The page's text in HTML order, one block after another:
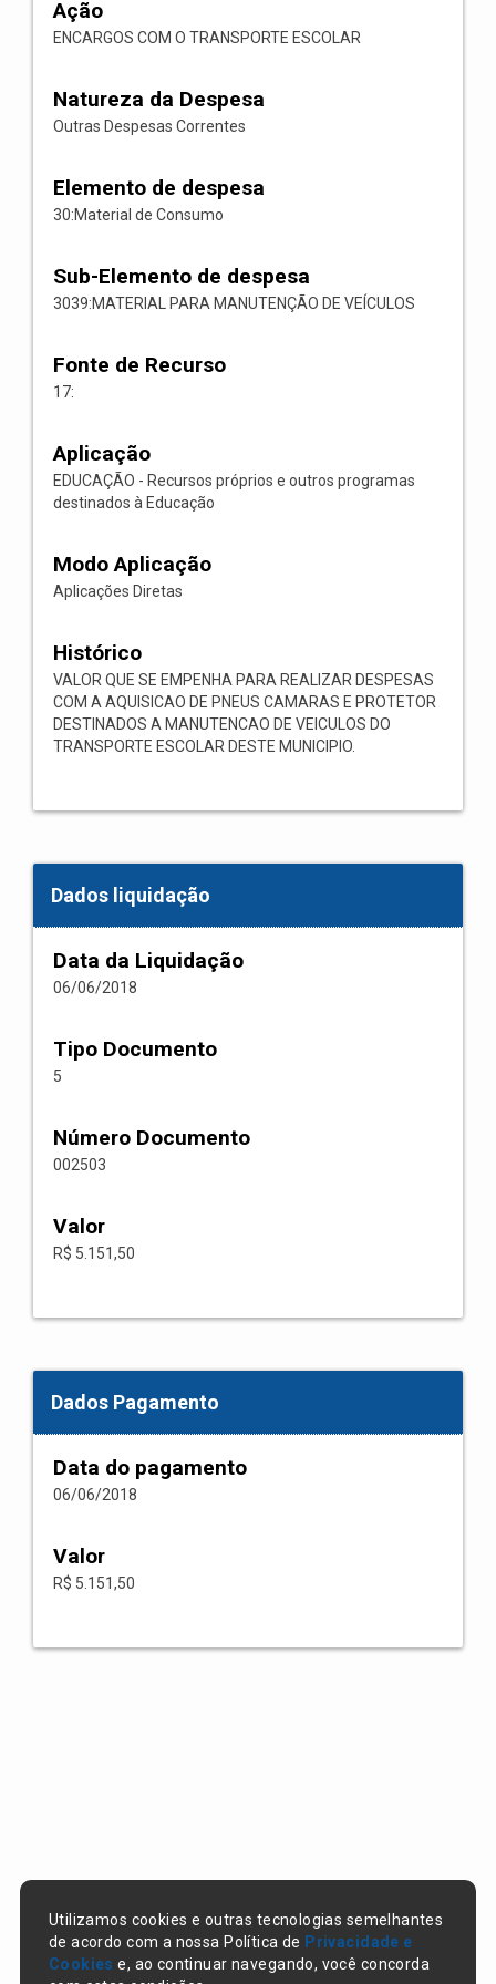
Ação
ENCARGOS COM O TRANSPORTE ESCOLAR
Natureza da Despesa
Outras Despesas Correntes
Elemento de despesa
30:Material de Consumo
Sub-Elemento de despesa
3039:MATERIAL PARA MANUTENÇÃO DE VEÍCULOS
Fonte de Recurso
17:
Aplicação
EDUCAÇÃO - Recursos próprios e outros programas
destinados à Educação
Modo Aplicação
Aplicações Diretas
Histórico
VALOR QUE SE EMPENHA PARA REALIZAR DESPESAS
COM A AQUISICAO DE PNEUS CAMARAS E PROTETOR
DESTINADOS A MANUTENCAO DE VEICULOS DO
TRANSPORTE ESCOLAR DESTE MUNICIPIO.
Dados liquidação
Data da Liquidação
06/06/2018
Tipo Documento
5
Número Documento
002503
Valor
R$ 5.151,50
Dados Pagamento
Data do pagamento
06/06/2018
Valor
R$ 5.151,50
Utilizamos cookies e outras tecnologias semelhantes
de acordo com a nossa Política de Privacidade e
Cookies e, ao continuar navegando, você concorda